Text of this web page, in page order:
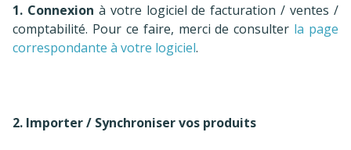
1. Connexion à votre logiciel de facturation / ventes /
comptabilité. Pour ce faire, merci de consulter la page
correspondante à votre logiciel.
2. Importer / Synchroniser vos produits